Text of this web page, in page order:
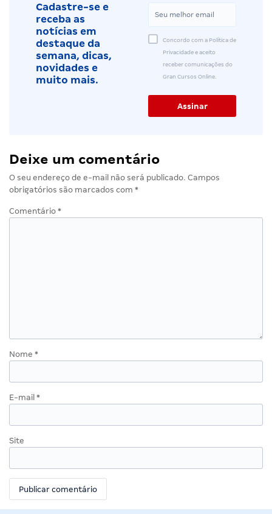
Cadastre-se e
receba as
notícias em
destaque da
semana, dicas,
novidades e
muito mais.
Concordo com a Política de
Privacidade e aceito
receber comunicações do
Gran Cursos Online.
Deixe um comentário
O seu endereço de e-mail não será publicado. Campos
obrigatórios são marcados com *
Comentário *
Nome *
E-mail *
Site